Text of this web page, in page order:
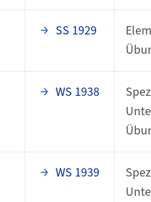
SS 1929
WS 1938
WS 1939